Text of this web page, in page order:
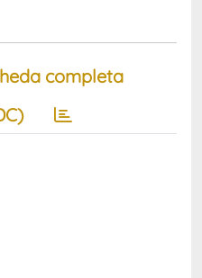
completa